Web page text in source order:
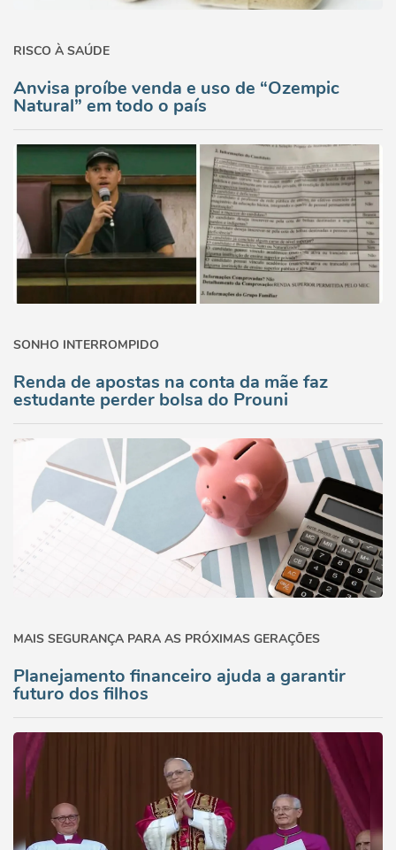
RISCO À SAÚDE
Anvisa proíbe venda e uso de “Ozempic
Natural” em todo o país
SONHO INTERROMPIDO
Renda de apostas na conta da mãe faz
estudante perder bolsa do Prouni
MAIS SEGURANÇA PARA AS PRÓXIMAS GERAÇÕES
Planejamento financeiro ajuda a garantir
futuro dos filhos